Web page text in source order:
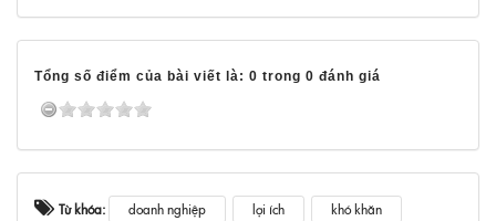
Tổng số điểm của bài viết là: 0 trong 0 đánh giá
Từ khóa: doanh nghiệp lợi ích khó khăn